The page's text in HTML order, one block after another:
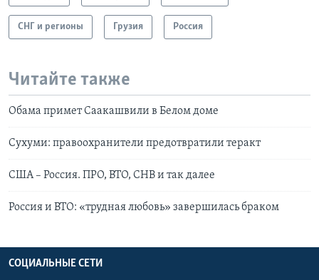
СНГ и регионы Грузия Россия
Читайте также
Обама примет Саакашвили в Белом доме
Сухуми: правоохранители предотвратили теракт
США – Россия. ПРО, ВТО, СНВ и так далее
Россия и ВТО: «трудная любовь» завершилась браком
СОЦИАЛЬНЫЕ СЕТИ